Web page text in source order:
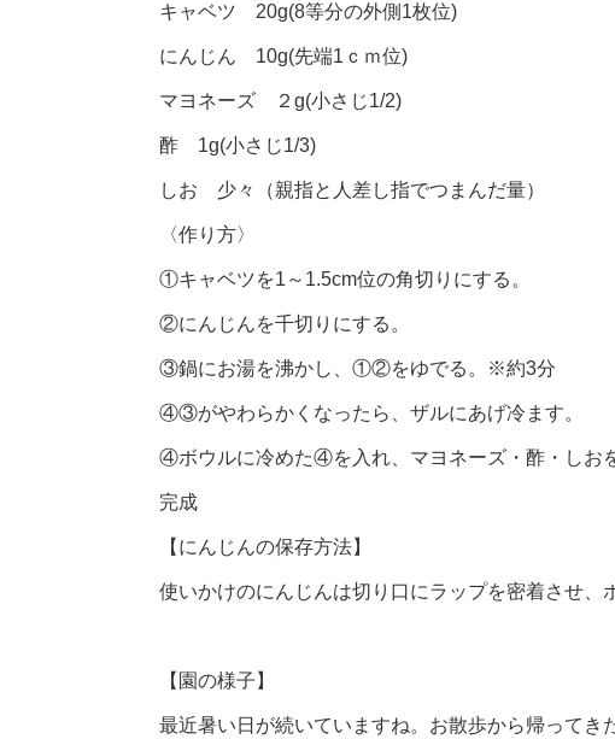
キャベツ 20g(8等分の外側1枚位)
にんじん 10g(先端1ｃｍ位)
マヨネーズ ２g(小さじ1/2)
酢 1g(小さじ1/3)
しお 少々（親指と人差し指でつまんだ量）
〈作り方〉
①キャベツを1～1.5cm位の角切りにする。
②にんじんを千切りにする。
③鍋にお湯を沸かし、①②をゆでる。※約3分
④③がやわらかくなったら、ザルにあげ冷ます。
④ボウルに冷めた④を入れ、マヨネーズ・酢・しお
完成
【にんじんの保存方法】
使いかけのにんじんは切り口にラップを密着させ、
【園の様子】
最近暑い日が続いていますね。お散歩から帰って